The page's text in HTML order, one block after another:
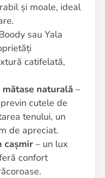
și moale, ideal
sau Yala
catifelată,
naturală –
cutele de
tenului, un
de apreciat.
cașmir – un lux
confort